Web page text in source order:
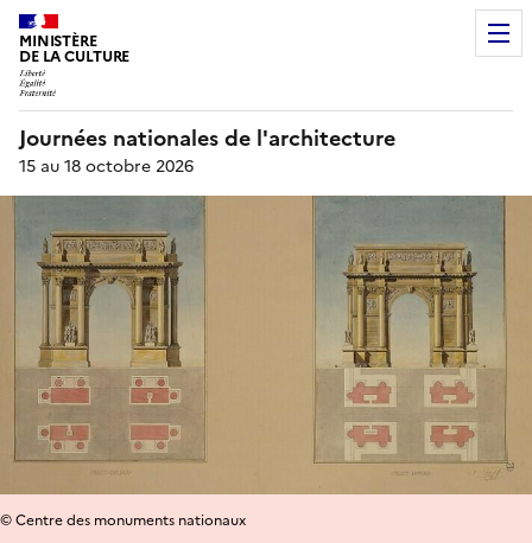
MINISTÈRE
DE LA CULTURE
Journées nationales de l'architecture
15 au 18 octobre 2026
© Centre des monuments nationaux